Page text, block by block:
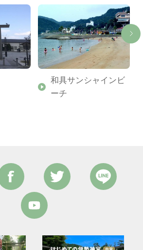
和具サンシャインビ
ーチ